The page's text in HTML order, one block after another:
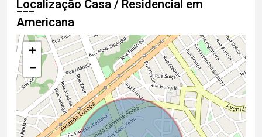
Localização Casa / Residencial em
Americana
+
−